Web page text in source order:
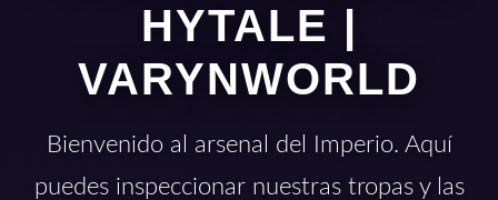
HYTALE |
VARYNWORLD
Bienvenido al arsenal del Imperio. Aquí
puedes inspeccionar nuestras tropas y las